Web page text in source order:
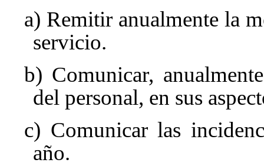
a) Remitir anualmente la
servicio.
b) Comunicar,
del personal, en sus
c) Comunicar las
año.